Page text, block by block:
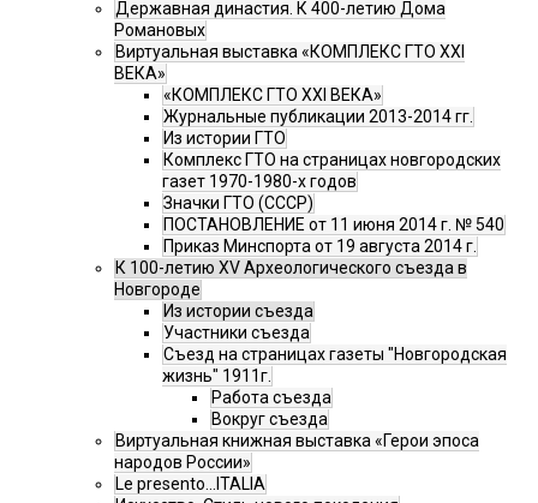
Державная династия. К 400-летию Дома
Романовых
Виртуальная выставка «КОМПЛЕКС ГТО XXI
ВЕКА»
«КОМПЛЕКС ГТО XXI ВЕКА»
Журнальные публикации 2013-2014 гг.
Из истории ГТО
Комплекс ГТО на страницах новгородских
газет 1970-1980-х годов
Значки ГТО (СССР)
ПОСТАНОВЛЕНИЕ от 11 июня 2014 г. № 540
Приказ Минспорта от 19 августа 2014 г.
К 100-летию XV Археологического съезда в
Новгороде
Из истории съезда
Участники съезда
Cъезд на страницах газеты "Новгородская
жизнь" 1911г.
Работа съезда
Вокруг съезда
Виртуальная книжная выставка «Герои эпоса
народов России»
Le presento...ITALIA